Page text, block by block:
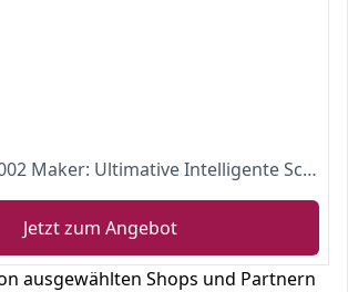
Cricut PC2007002 Maker: Ultimative Intelligente Schneidemaschine
Jetzt zum Angebot
ausgewählten Shops und Partnern